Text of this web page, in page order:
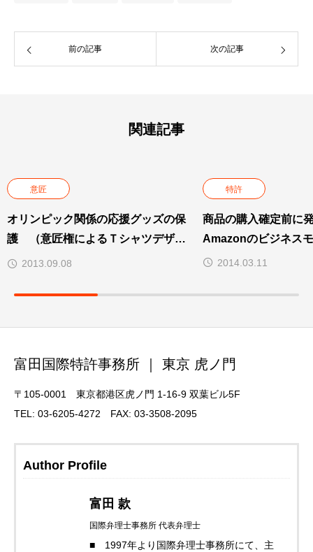
前の記事 次の記事
関連記事
意匠
オリンピック関係の応援グッズの保
護 （意匠権によるＴシャツデザイ
ンの保護）
2013.09.08
特許
商品の購入確定前に
Amazonのビジネス
2014.03.11
富田国際特許事務所 ｜ 東京 虎ノ門
〒105-0001 東京都港区虎ノ門 1-16-9 双葉ビル5F
TEL: 03-6205-4272 FAX: 03-3508-2095
Author Profile
富田 款
国際弁理士事務所 代表弁理士
■ 1997年より国際弁理士事務所にて、主